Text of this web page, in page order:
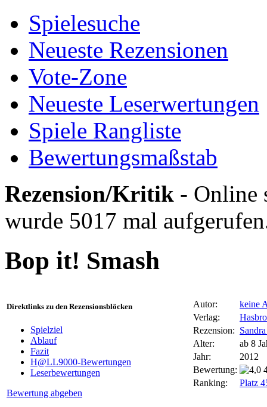
Spielesuche
Neueste Rezensionen
Vote-Zone
Neueste Leserwertungen
Spiele Rangliste
Bewertungsmaßstab
Rezension/Kritik - Online
wurde 5017 mal
Bop it! Smash
Direktlinks zu den Rezensionsblöcken
Spielziel
Ablauf
Fazit
H@LL9000-Bewertungen
Leserbewertungen
Bewertung abgeben
Autor:
keine
Verlag:
Hasbro
Rezension:
Alter:
ab 8
Jahr:
2012
Bewertung:
Ranking:
Platz